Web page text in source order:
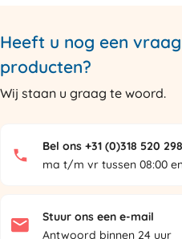
Heeft u nog een
producten?
Wij staan u graag te woord.
Bel ons +31 (0)318 520 298
ma t/m vr tussen 08:00
Stuur ons een e-mail
Antwoord binnen 24 uur